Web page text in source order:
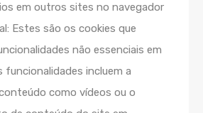
em outros sites no navegador
Estes são os cookies que
não essenciais em
funcionalidades incluem a
como vídeos ou o